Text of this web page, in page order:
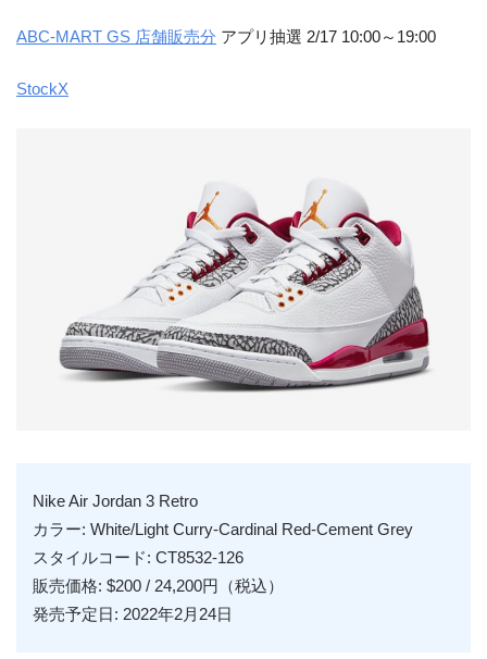
ABC-MART GS 店舗販売分 アプリ抽選 2/17 10:00～19:00
StockX
Nike Air Jordan 3 Retro
カラー: White/Light Curry-Cardinal Red-Cement Grey
スタイルコード: CT8532-126
販売価格: $200 / 24,200円（税込）
発売予定日: 2022年2月24日